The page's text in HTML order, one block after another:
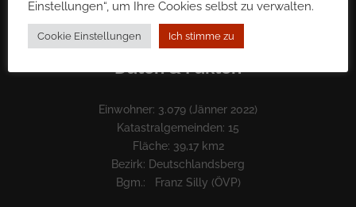
Daten & Fakten
Einwohner: 3.079 (Jänner 2022)
Katastralgemeinden: 15
Fläche: 39,17 km2
Bezirk: Deutschlandsberg
Bgm.: Franz Silly (ÖVP)
Einstellungen“, um Ihre Cookies selbst zu verwalten.
Cookie Einstellungen Ich stimme zu